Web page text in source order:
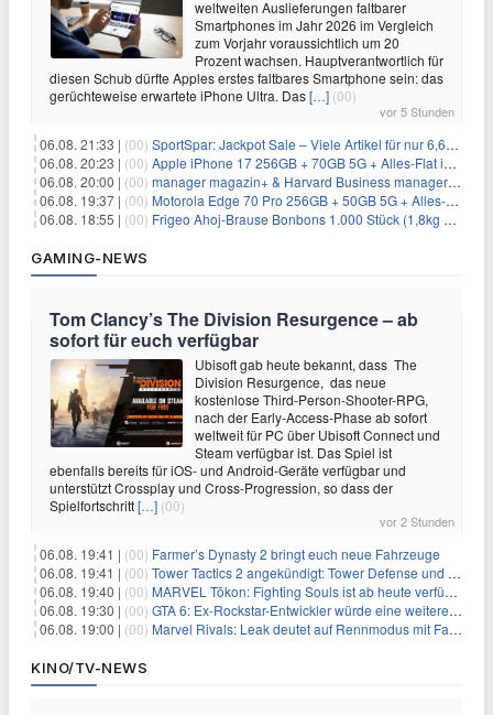
weltweiten Auslieferungen faltbarer
Smartphones im Jahr 2026 im Vergleich
zum Vorjahr voraussichtlich um 20
Prozent wachsen. Hauptverantwortlich für
diesen Schub dürfte Apples erstes faltbares Smartphone sein: das
gerüchteweise erwartete iPhone Ultra. Das[…] (00)
vor 5 Stunden
06.08. 21:33 | (00) SportSpar: Jackpot Sale – Viele Artikel für nur 6,66€ – nur 48 Stunden
06.08. 20:23 | (00) Apple iPhone 17 256GB + 70GB 5G + Alles-Flat im Vodafone-Netz für 34,99€/Monat – eff. 4,65€/Monat
06.08. 20:00 | (00) manager magazin+ & Harvard Business manager+ Digital-Kombi-Abo 1 Monat kostenlos
06.08. 19:37 | (00) Motorola Edge 70 Pro 256GB + 50GB 5G + Alles-Flat im Vodafone-Netz für 19,99€/Monat – eff. 0,61€/Monat
06.08. 18:55 | (00) Frigeo Ahoj-Brause Bonbons 1.000 Stück (1,8kg Eimer) für 6,29€
GAMING-NEWS
Tom Clancy’s The Division Resurgence – ab
sofort für euch verfügbar
Ubisoft gab heute bekannt, dass The
Division Resurgence, das neue
kostenlose Third-Person-Shooter-RPG,
nach der Early-Access-Phase ab sofort
weltweit für PC über Ubisoft Connect und
Steam verfügbar ist. Das Spiel ist
ebenfalls bereits für iOS- und Android-Geräte verfügbar und
unterstützt Crossplay und Cross-Progression, so dass der
Spielfortschritt[…] (00)
vor 2 Stunden
06.08. 19:41 | (00) Farmer’s Dynasty 2 bringt euch neue Fahrzeuge
06.08. 19:41 | (00) Tower Tactics 2 angekündigt: Tower Defense und Deckbuilding Kombo kehrt zurück
06.08. 19:40 | (00) MARVEL Tōkon: Fighting Souls ist ab heute verfügbar
06.08. 19:30 | (00) GTA 6: Ex-Rockstar-Entwickler würde eine weitere Verschiebung nicht überraschen
06.08. 19:00 | (00) Marvel Rivals: Leak deutet auf Rennmodus mit Fahrzeugen hin
KINO/TV-NEWS